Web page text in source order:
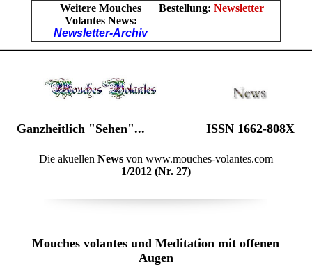
Weitere Mouches
Volantes News:
Newsletter-Archiv
Bestellung: Newsletter
Ganzheitlich "Sehen"... ISSN 1662-808X
Die akuellen Newsvon www.mouches-volantes.com
1/2012 (Nr. 27)
Mouches volantes und Meditation mit offenen
Augen